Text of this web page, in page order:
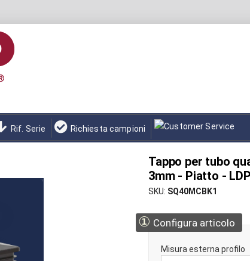
Rif. Serie Richiesta campioni
Tappo per tubo
3mm - Piatto -
SKU SQ40MCBK1
① Configura articolo
Misura esterna profilo